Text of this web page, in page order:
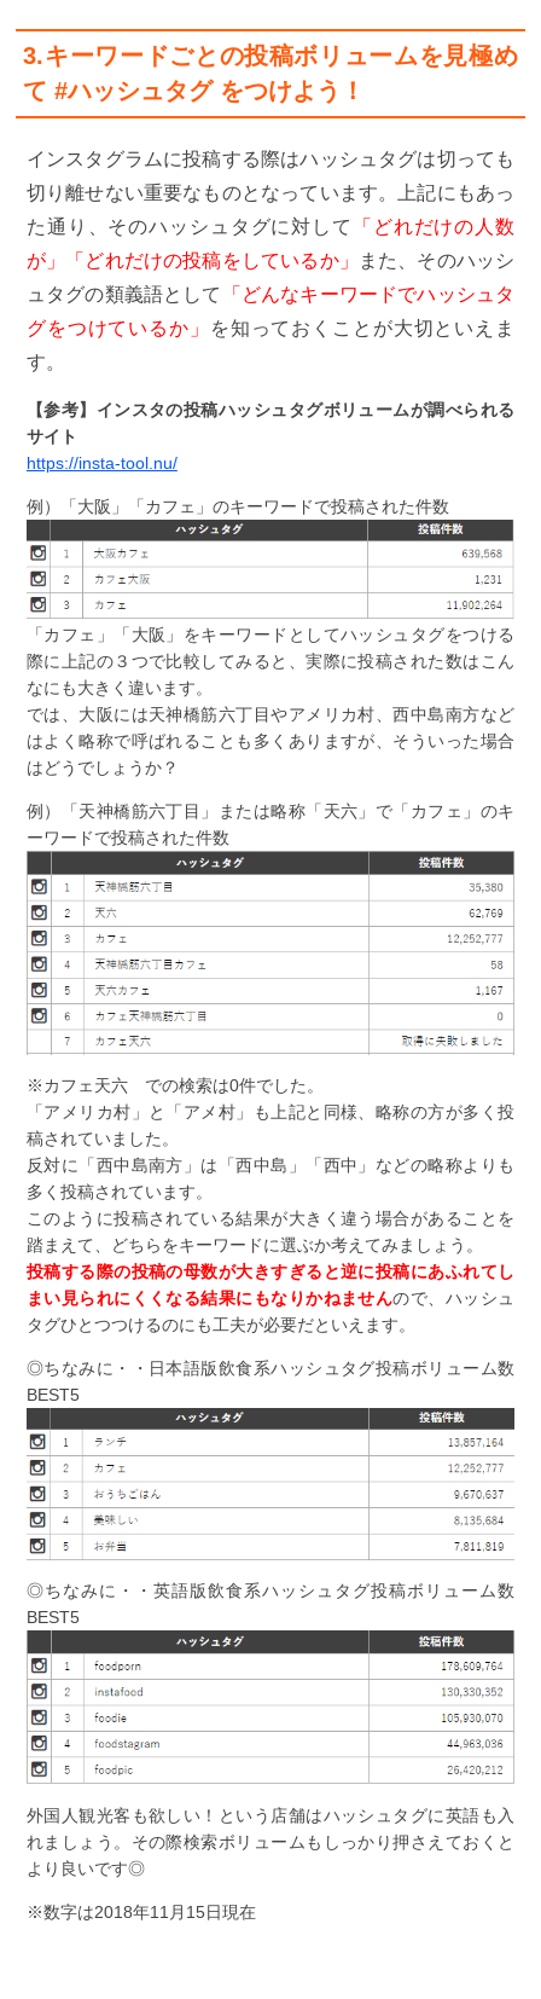
3.キーワードごとの投稿ボリュームを見極め
て #ハッシュタグ をつけよう！
インスタグラムに投稿する際はハッシュタグは切っても
切り離せない重要なものとなっています。上記にもあっ
た通り、そのハッシュタグに対して
「どれだけの人数
が」「どれだけの投稿をしているか」
また、そのハッシ
ュタグの類義語として
「どんなキーワードでハッシュタ
グをつけているか」
を知っておくことが大切といえま
す。
【参考】インスタの投稿ハッシュタグボリュームが調べられる
サイト
https://insta-tool.nu/
例）「大阪」「カフェ」のキーワードで投稿された件数
「カフェ」「大阪」をキーワードとしてハッシュタグをつける
際に上記の３つで比較してみると、実際に投稿された数はこん
なにも大きく違います。
では、大阪には天神橋筋六丁目やアメリカ村、西中島南方など
はよく略称で呼ばれることも多くありますが、そういった場合
はどうでしょうか？
例）「天神橋筋六丁目」または略称「天六」で「カフェ」のキ
ーワードで投稿された件数
※カフェ天六 での検索は0件でした。
「アメリカ村」と「アメ村」も上記と同様、略称の方が多く投
稿されていました。
反対に「西中島南方」は「西中島」「西中」などの略称よりも
多く投稿されています。
このように投稿されている結果が大きく違う場合があることを
踏まえて、どちらをキーワードに選ぶか考えてみましょう。
投稿する際の投稿の母数が大きすぎると逆に投稿にあふれてし
まい見られにくくなる結果にもなりかねませんので、ハッシュ
タグひとつつけるのにも工夫が必要だといえます。
◎ちなみに・・日本語版飲食系ハッシュタグ投稿ボリューム数
BEST5
◎ちなみに・・英語版飲食系ハッシュタグ投稿ボリューム数
BEST5
外国人観光客も欲しい！という店舗はハッシュタグに英語も入
れましょう。その際検索ボリュームもしっかり押さえておくと
より良いです◎
※数字は2018年11月15日現在